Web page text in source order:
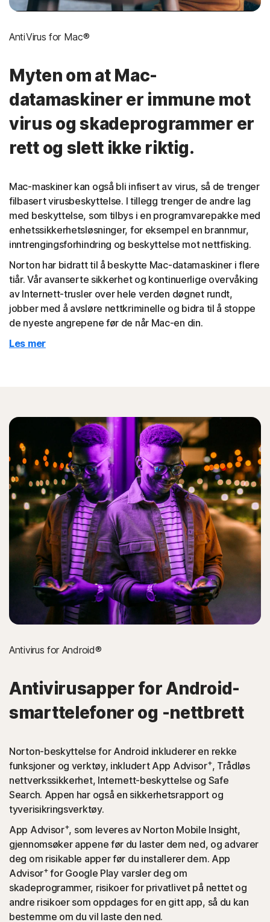
AntiVirus for Mac®
Myten om at Mac-
datamaskiner er immune mot
virus og skadeprogrammer er
rett og slett ikke riktig.
Mac-maskiner kan også bli infisert av virus, så de trenger
filbasert virusbeskyttelse. I tillegg trenger de andre lag
med beskyttelse, som tilbys i en programvarepakke med
enhetssikkerhetsløsninger, for eksempel en brannmur,
inntrengingsforhindring og beskyttelse mot nettfisking.
Norton har bidratt til å beskytte Mac-datamaskiner i flere
tiår. Vår avanserte sikkerhet og kontinuerlige overvåking
av Internett-trusler over hele verden døgnet rundt,
jobber med å avsløre nettkriminelle og bidra til å stoppe
de nyeste angrepene før de når Mac-en din.
Les mer
Antivirus for Android®
Antivirusapper for Android-
smarttelefoner og -nettbrett
Norton-beskyttelse for Android inkluderer en rekke
funksjoner og verktøy, inkludert App Advisor+, Trådløs
nettverkssikkerhet, Internett-beskyttelse og Safe
Search. Appen har også en sikkerhetsrapport og
tyverisikringsverktøy.
App Advisor+, som leveres av Norton Mobile Insight,
gjennomsøker appene før du laster dem ned, og advarer
deg om risikable apper før du installerer dem. App
Advisor+for Google Play varsler deg om
skadeprogrammer, risikoer for privatlivet på nettet og
andre risikoer som oppdages for en gitt app, så du kan
bestemme om du vil laste den ned.